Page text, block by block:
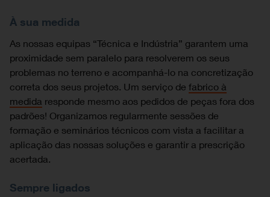
À sua medida
As nossas equipas “Técnica e Indústria” garantem uma
proximidade sem paralelo para resolverem os seus
problemas no terreno e acompanhá-lo na concretização
correta dos seus projetos. Um serviço de fabrico à
medida responde mesmo aos pedidos de peças fora dos
padrões! Organizamos regularmente sessões de
formação e seminários técnicos com vista a facilitar a
aplicação das nossas soluções e garantir a prescrição
acertada.
Sempre ligados